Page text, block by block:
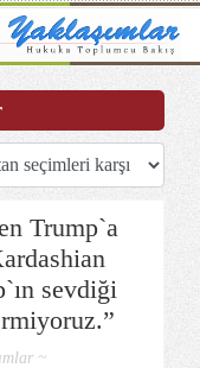
Trump`a
sevdiği
~